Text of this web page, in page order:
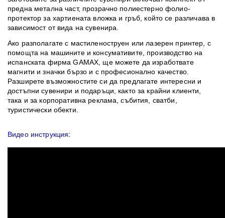
предна метална част, прозрачно полиестерно фолио-
протектор за хартиената вложка и гръб, който се различава в
зависимост от вида на сувенира.
Ако разполагате с мастиленоструен или лазерен принтер, с
помощта на машините и консумативите, производство на
испанската фирма GAMAX, ще можете да изработвате
магнити и значки бързо и с професионално качество.
Разширете възможностите си да предлагате интересни и
достъпни сувенири и подаръци, както за крайни клиенти,
така и за корпоративна реклама, събития, сватби,
туристически обекти.
Видео инструкция: